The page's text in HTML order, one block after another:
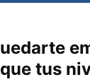
tus